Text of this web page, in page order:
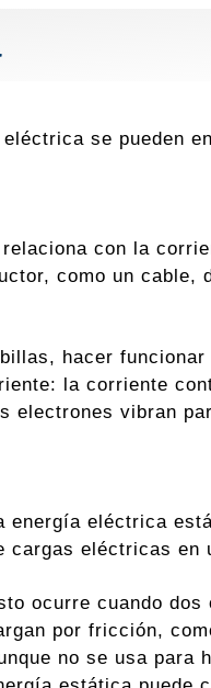
eléctrica se pueden
con la
como un cable,
hacer
la corriente
vibran
energía eléctrica
cargas eléctricas en
ocurre cuando
por fricción,
no se usa para